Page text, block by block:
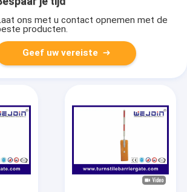
ons met u contact opnemen met de
producten.
Geef uw vereiste